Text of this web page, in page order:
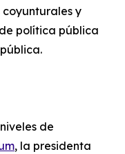
y
política pública
de
, la presidenta